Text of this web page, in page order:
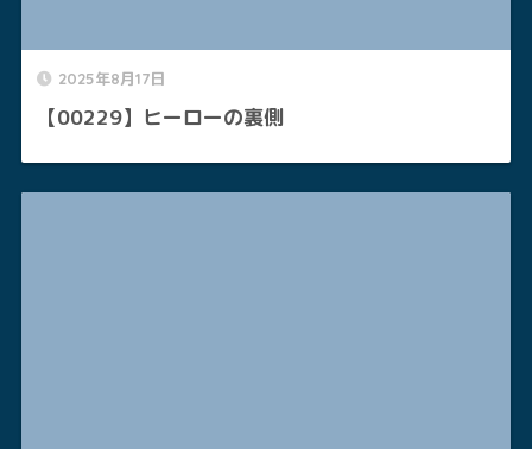
2025年8月17日
【00229】ヒーローの裏側